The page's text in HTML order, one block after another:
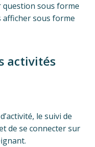
question sous forme
afficher sous forme
activités
le suivi de
de se connecter sur